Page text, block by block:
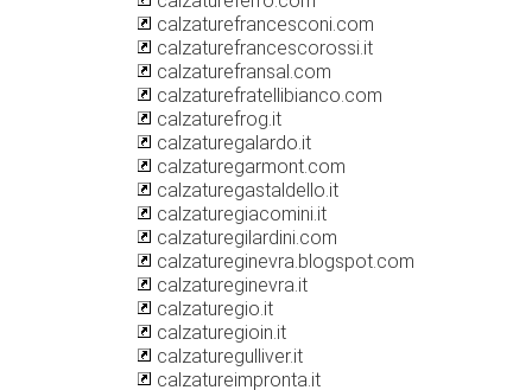
calzaturefrancesconi.com
calzaturefrancescorossi.it
calzaturefransal.com
calzaturefratellibianco.com
calzaturefrog.it
calzaturegalardo.it
calzaturegarmont.com
calzaturegastaldello.it
calzaturegiacomini.it
calzaturegilardini.com
calzatureginevra.blogspot.com
calzatureginevra.it
calzaturegio.it
calzaturegioin.it
calzaturegulliver.it
calzatureimpronta.it